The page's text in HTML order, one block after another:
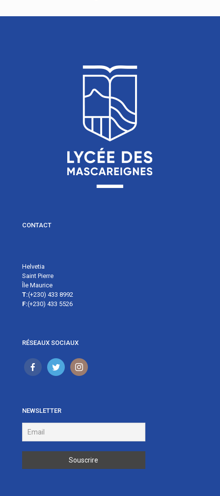
CONTACT
Helvetia
Saint Pierre
Île Maurice
T:(+230) 433 8992
F:(+230) 433 5526
RÉSEAUX SOCIAUX
NEWSLETTER